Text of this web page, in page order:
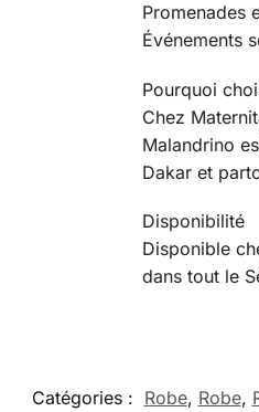
Promenades
Événements
Pourquoi
Chez
Malandrino
Dakar et
Disponibilité
Disponible
dans tout le
Catégories : Robe, Robe,